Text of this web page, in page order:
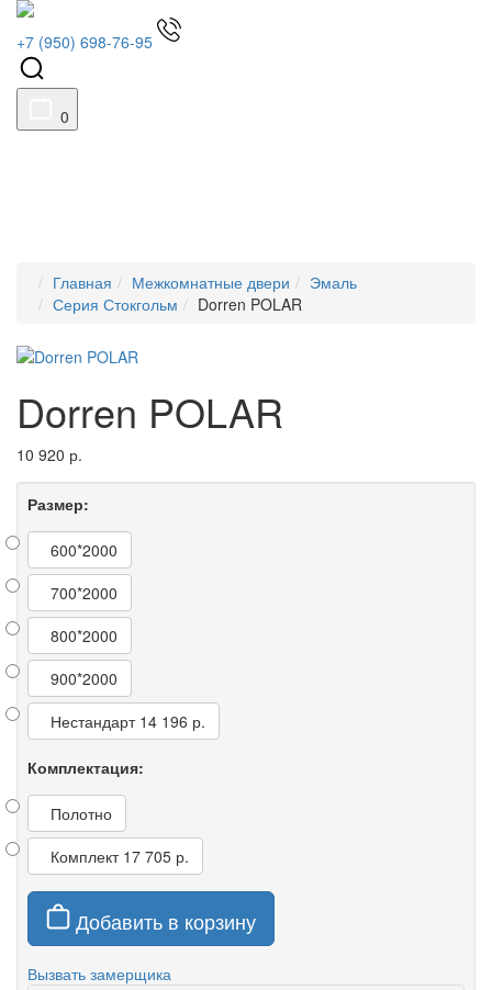
+7 (950) 698-76-95
0
Главная Межкомнатные двери
Эмаль
Серия Стокгольм
Dorren POLAR
Dorren POLAR
10 920 р.
Размер:
600*2000
700*2000
800*2000
900*2000
Нестандарт 14 196 р.
Комплектация:
Полотно
Комплект 17 705 р.
Добавить в корзину
Вызвать замерщика